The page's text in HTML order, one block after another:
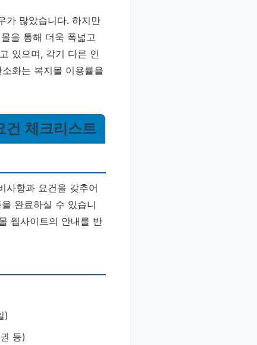
가 많았습니다. 하지만
을 통해 더욱 폭넓고
있으며, 각기 다른 인
화는 복지몰 이용률을
건 체크리스트
사항과 요건을 갖추어
완료하실 수 있습니
웹사이트의 안내를 반
)
등)